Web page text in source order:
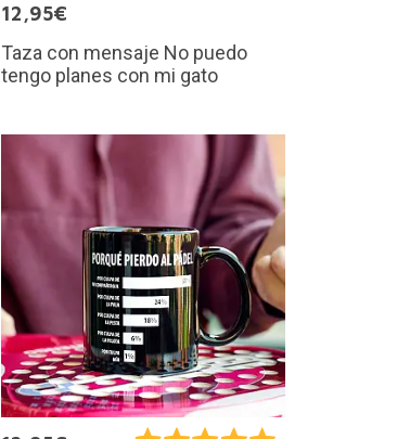
12,95€
Taza con mensaje No puedo
tengo planes con mi gato